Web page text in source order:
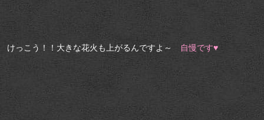
けっこう！！大きな花火も上がるんですよ～ 自慢です♥